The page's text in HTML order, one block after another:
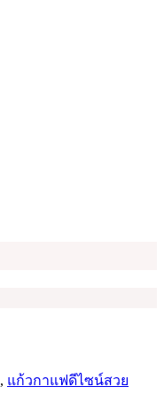
, แก้วกาแฟดีไซน์สวย